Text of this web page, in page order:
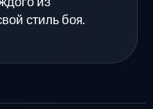
стиль боя.